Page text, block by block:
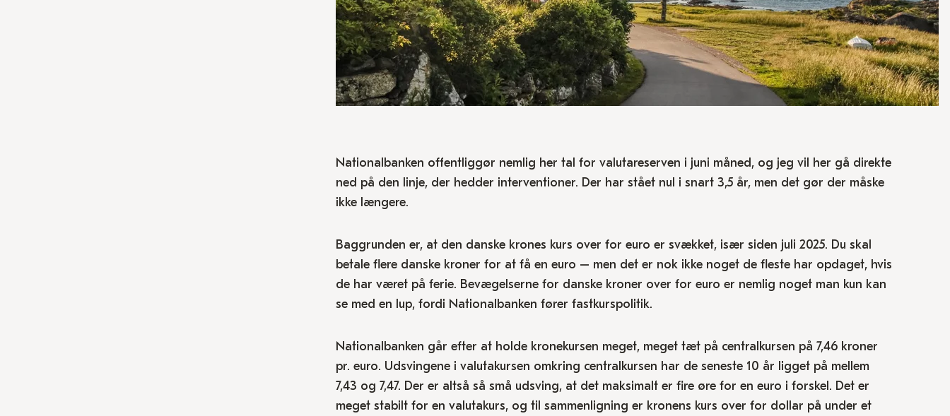
Nationalbanken offentliggør nemlig her tal for valutareserven i juni måned, og jeg vil her gå direkte
ned på den linje, der hedder interventioner. Der har stået nul i snart 3,5 år, men det gør der måske
ikke længere.
Baggrunden er, at den danske krones kurs over for euro er svækket, især siden juli 2025. Du skal
betale flere danske kroner for at få en euro – men det er nok ikke noget de fleste har opdaget, hvis
de har været på ferie. Bevægelserne for danske kroner over for euro er nemlig noget man kun kan
se med en lup, fordi Nationalbanken fører fastkurspolitik.
Nationalbanken går efter at holde kronekursen meget, meget tæt på centralkursen på 7,46 kroner
pr. euro. Udsvingene i valutakursen omkring centralkursen har de seneste 10 år ligget på mellem
7,43 og 7,47. Der er altså så små udsving, at det maksimalt er fire øre for en euro i forskel. Det er
meget stabilt for en valutakurs, og til sammenligning er kronens kurs over for dollar på under et